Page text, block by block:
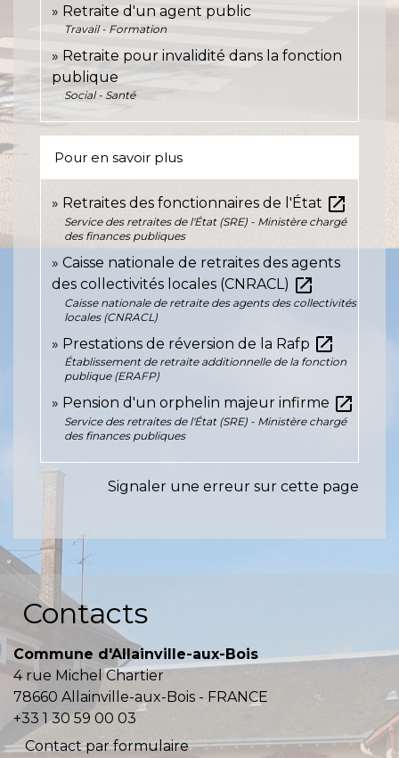
Retraite d'un agent public
Travail - Formation
Retraite pour invalidité dans la fonction
publique
Social - Santé
Pour en savoir plus
Retraites des fonctionnaires de l'État open_in_new
Service des retraites de l'État (SRE) - Ministère chargé
des finances publiques
Caisse nationale de retraites des agents
des collectivités locales (CNRACL) open_in_new
Caisse nationale de retraite des agents des collectivités
locales (CNRACL)
Prestations de réversion de la Rafp open_in_new
Établissement de retraite additionnelle de la fonction
publique (ERAFP)
Pension d'un orphelin majeur infirme open_in_new
Service des retraites de l'État (SRE) - Ministère chargé
des finances publiques
Signaler une erreur sur cette page
Contacts
Commune d'Allainville-aux-Bois
4 rue Michel Chartier
78660 Allainville-aux-Bois - FRANCE
+33 1 30 59 00 03
Contact par formulaire